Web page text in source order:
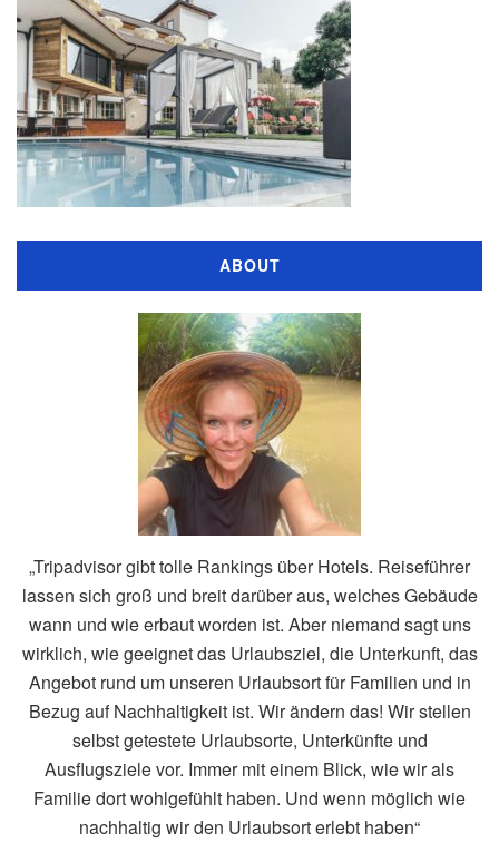
ABOUT
„Tripadvisor gibt tolle Rankings über Hotels. Reiseführer
lassen sich groß und breit darüber aus, welches Gebäude
wann und wie erbaut worden ist. Aber niemand sagt uns
wirklich, wie geeignet das Urlaubsziel, die Unterkunft, das
Angebot rund um unseren Urlaubsort für Familien und in
Bezug auf Nachhaltigkeit ist. Wir ändern das! Wir stellen
selbst getestete Urlaubsorte, Unterkünfte und
Ausflugsziele vor. Immer mit einem Blick, wie wir als
Familie dort wohlgefühlt haben. Und wenn möglich wie
nachhaltig wir den Urlaubsort erlebt haben“